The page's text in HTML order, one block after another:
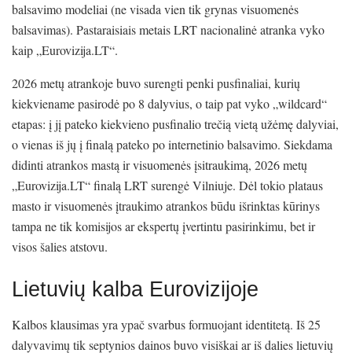
balsavimo modeliai (ne visada vien tik grynas visuomenės
balsavimas). Pastaraisiais metais LRT nacionalinė atranka vyko
kaip „Eurovizija.LT“.
2026 metų atrankoje buvo surengti penki pusfinaliai, kurių
kiekviename pasirodė po 8 dalyvius, o taip pat vyko „wildcard“
etapas: į jį pateko kiekvieno pusfinalio trečią vietą užėmę dalyviai,
o vienas iš jų į finalą pateko po internetinio balsavimo. Siekdama
didinti atrankos mastą ir visuomenės įsitraukimą, 2026 metų
„Eurovizija.LT“ finalą LRT surengė Vilniuje. Dėl tokio plataus
masto ir visuomenės įtraukimo atrankos būdu išrinktas kūrinys
tampa ne tik komisijos ar ekspertų įvertintu pasirinkimu, bet ir
visos šalies atstovu.
Lietuvių kalba Eurovizijoje
Kalbos klausimas yra ypač svarbus formuojant identitetą. Iš 25
dalyvavimų tik septynios dainos buvo visiškai ar iš dalies lietuvių